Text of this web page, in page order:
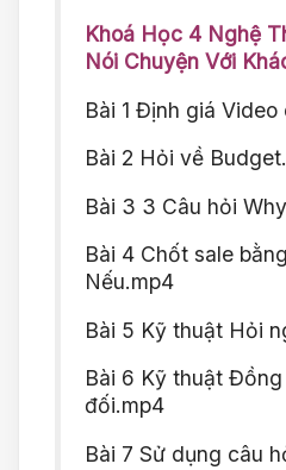
Khoá Học 4 Nghệ
Nói Chuyện Với
Bài 1 Định giá
Bài 2 Hỏi về
Bài 3 3 Câu hỏi
Bài 4 Chốt sale
Nếu.mp4
Bài 5 Kỹ thuật Hỏi
Bài 6 Kỹ thuật
đối.mp4
Bài 7 Sử dụng câu